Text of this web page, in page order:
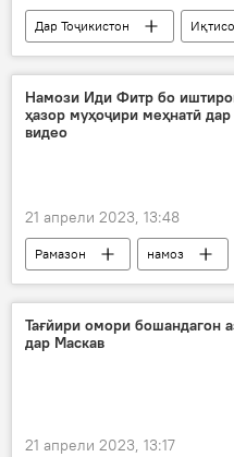
Дар Тоҷикистон
ҳавопаймо
Мексика
Намози Иди Фитр бо
ҳазор муҳоҷири меҳнатӣ
видео
21 апрели 2023, 13:48
Рамазон намоз
Маскав
намози иди
Иди Фитр
Русия
Тағйири омори бошандагон
дар Маскав
21 апрели 2023, 13:17